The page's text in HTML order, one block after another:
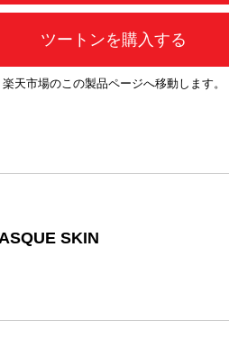
ツートンを購入する
楽天市場のこの製品ページへ移動します。
SKIN